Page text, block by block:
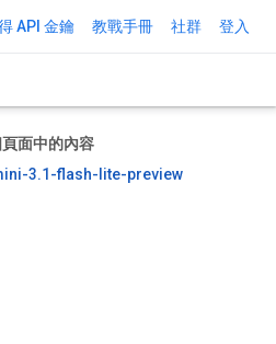
API 金鑰 教戰手冊 社群 登入
面中的內容
3.1-flash-lite-preview